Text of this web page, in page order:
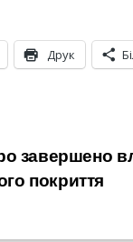
Друк
завершено
покриття